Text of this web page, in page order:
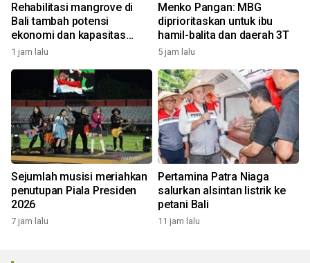
Rehabilitasi mangrove di
Bali tambah potensi
ekonomi dan kapasitas
nelayan kelola ekowisata
1 jam lalu
Menko Pangan: MBG
diprioritaskan untuk ibu
hamil-balita dan daerah 3T
5 jam lalu
Sejumlah musisi meriahkan
penutupan Piala Presiden
2026
7 jam lalu
Pertamina Patra Niaga
salurkan alsintan listrik ke
petani Bali
11 jam lalu